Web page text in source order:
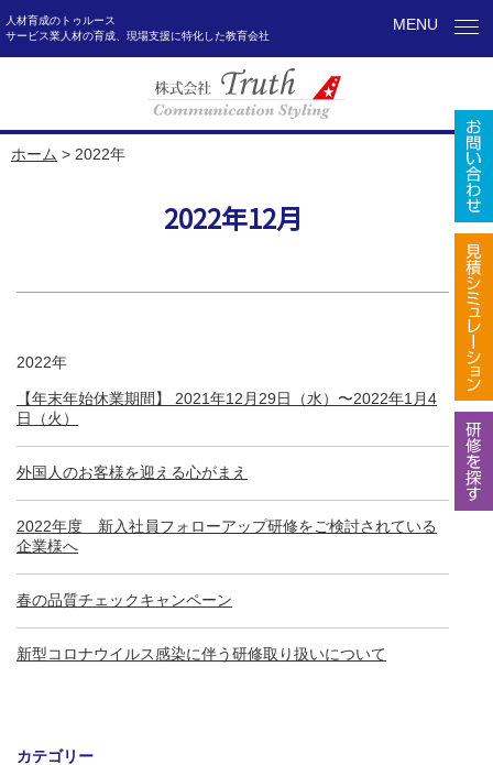
人材育成のトゥルース
サービス業人材の育成、現場支援に特化した教育会社
MENU
ホーム > 2022年
2022年12月
2022年
【年末年始休業期間】 2021年12月29日（水）〜2022年1月4
日（火）
外国人のお客様を迎える心がまえ
2022年度 新入社員フォローアップ研修をご検討されている
企業様へ
春の品質チェックキャンペーン
新型コロナウイルス感染に伴う研修取り扱いについて
カテゴリー